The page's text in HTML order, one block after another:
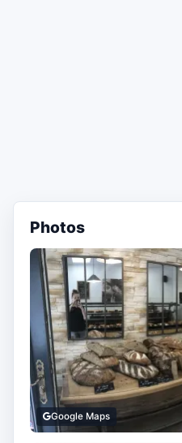
Photos
Google Maps